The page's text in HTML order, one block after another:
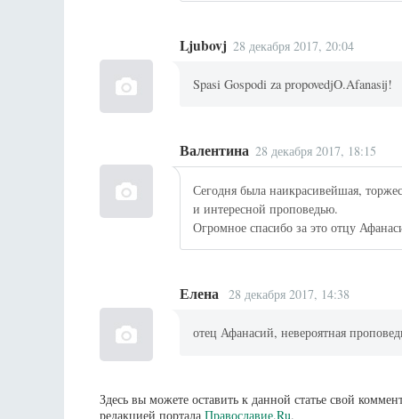
Ljubovj 28 декабря 2017, 20:04
Spasi Gospodi za propovedjO.Afanasij!
Валентина 28 декабря 2017, 18:15
Сегодня была наикрасивейшая,
и интересной проповедью.
Огромное спасибо за это отцу
Елена 28 декабря 2017, 14:38
отец Афанасий, невероятная
Здесь вы можете оставить к данной статье свой
редакцией портала Православие.Ru.